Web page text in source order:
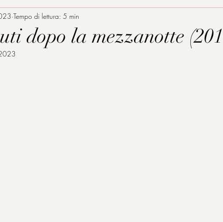
dopo la mezzanotte
Tempo di lettura: 5 min